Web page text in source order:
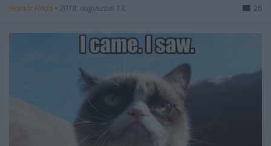
Homár Hilda • 2018. augusztus 13. 26